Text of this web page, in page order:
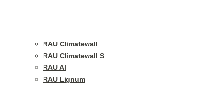
RAU Climatewall
RAU Climatewall S
RAU Al
RAU Lignum